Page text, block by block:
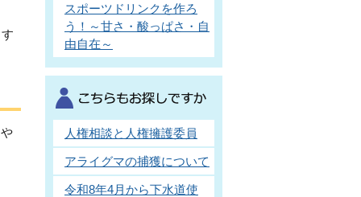
スポーツドリンクを作ろ
う！～甘さ・酸っぱさ・自
由自在～
人権相談と人権擁護委員
アライグマの捕獲について
令和8年4月から下水道使